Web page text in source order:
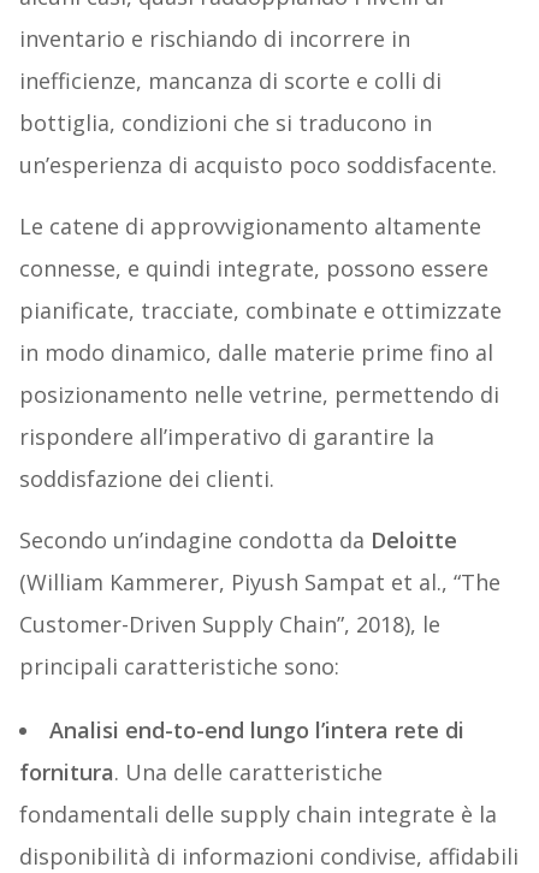
inventario e rischiando di incorrere in
inefficienze, mancanza di scorte e colli di
bottiglia, condizioni che si traducono in
un’esperienza di acquisto poco soddisfacente.
Le catene di approvvigionamento altamente
connesse, e quindi integrate, possono essere
pianificate, tracciate, combinate e ottimizzate
in modo dinamico, dalle materie prime fino al
posizionamento nelle vetrine, permettendo di
rispondere all’imperativo di garantire la
soddisfazione dei clienti.
Secondo un’indagine condotta da Deloitte
(William Kammerer, Piyush Sampat et al., “The
Customer-Driven Supply Chain”, 2018), le
principali caratteristiche sono:
Analisi end-to-end lungo l’intera rete di
fornitura. Una delle caratteristiche
fondamentali delle supply chain integrate è la
disponibilità di informazioni condivise, affidabili